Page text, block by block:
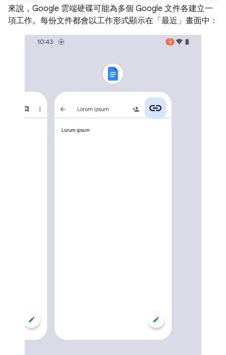
來說，Google 雲端硬碟可能為多個 Google 文件各建立一
項工作。每份文件都會以工作形式顯示在「最近」畫面中：